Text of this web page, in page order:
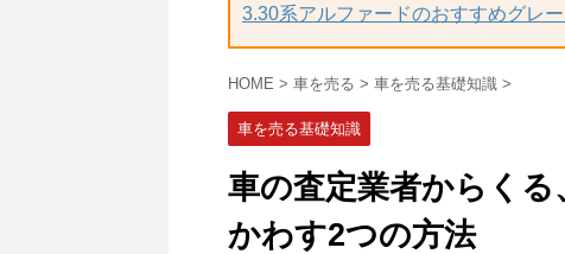
3.30系アルファードのおすすめグレ
HOME > 車を売る > 車を売る基礎知識 >
車を売る基礎知識
車の査定業者からく
かわす2つの方法